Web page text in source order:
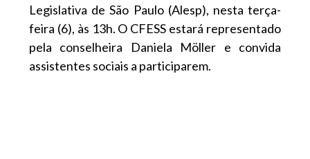
Legislativa de São Paulo (Alesp), nesta terça-
feira (6), às 13h. O CFESS estará representado
pela conselheira Daniela Möller e convida
assistentes sociais a participarem.